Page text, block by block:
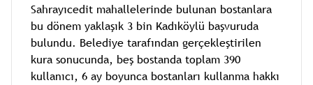
Sahrayıcedit mahallelerinde bulunan bostanlara
bu dönem yaklaşık 3 bin Kadıköylü başvuruda
bulundu. Belediye tarafından gerçekleştirilen
kura sonucunda, beş bostanda toplam 390
kullanıcı, 6 ay boyunca bostanları kullanma hakkı